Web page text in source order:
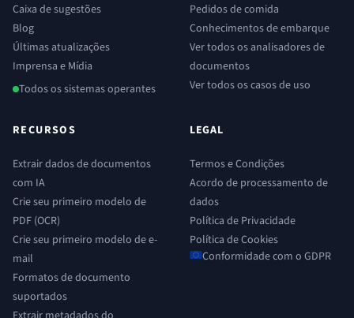
Caixa de sugestões
Blog
Últimas atualizações
Imprensa e Mídia
Todos os sistemas operantes
Pedidos de comida
Conhecimentos de embarque
Ver todos os analisadores de
documentos
Ver todos os casos de uso
RECURSOS
Extrair dados de documentos
com IA
Crie seu primeiro modelo de
PDF (OCR)
Crie seu primeiro modelo de e-
mail
Formatos de documento
suportados
LEGAL
Termos e Condições
Acordo de processamento de
dados
Política de Privacidade
Política de Cookies
Conformidade com o GDPR